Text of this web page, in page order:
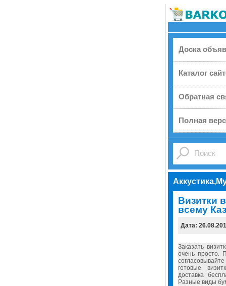
Доска
Каталог
Обратная
Полная
Визитки
всему
Дата:
Заказать
очень просто.
готовые
доставка
Разные виды